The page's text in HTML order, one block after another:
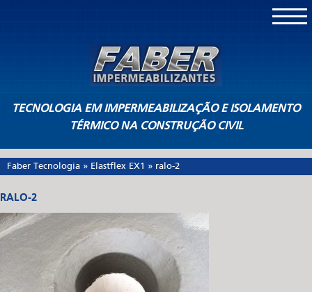
TECNOLOGIA EM IMPERMEABILIZAÇÃO E ISOLAMENTO
TÉRMICO NA CONSTRUÇÃO CIVIL
Faber Tecnologia » Elastflex EX1 » ralo-2
RALO-2